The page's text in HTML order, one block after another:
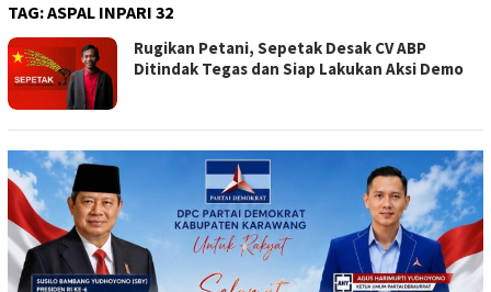
TAG:ASPAL INPARI 32
Rugikan Petani, Sepetak Desak CV ABP
Ditindak Tegas dan Siap Lakukan Aksi Demo